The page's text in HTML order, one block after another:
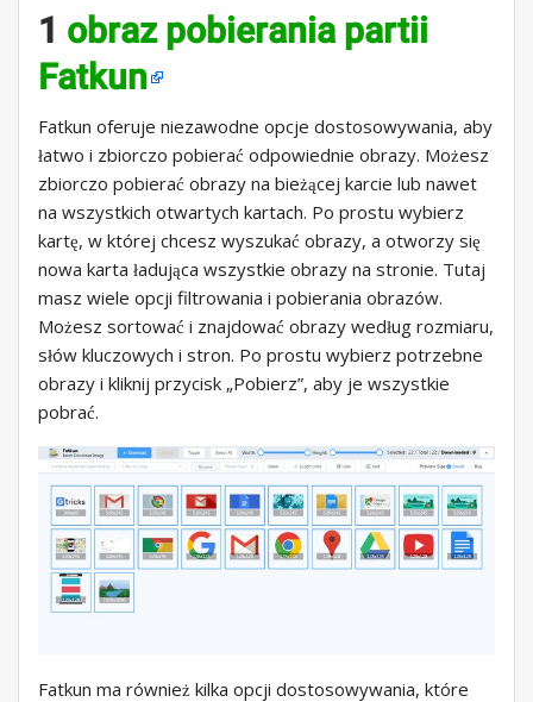
1 obraz pobierania partii
Fatkun
Fatkun oferuje niezawodne opcje dostosowywania, aby
łatwo i zbiorczo pobierać odpowiednie obrazy. Możesz
zbiorczo pobierać obrazy na bieżącej karcie lub nawet
na wszystkich otwartych kartach. Po prostu wybierz
kartę, w której chcesz wyszukać obrazy, a otworzy się
nowa karta ładująca wszystkie obrazy na stronie. Tutaj
masz wiele opcji filtrowania i pobierania obrazów.
Możesz sortować i znajdować obrazy według rozmiaru,
słów kluczowych i stron. Po prostu wybierz potrzebne
obrazy i kliknij przycisk „Pobierz”, aby je wszystkie
pobrać.
Fatkun ma również kilka opcji dostosowywania, które